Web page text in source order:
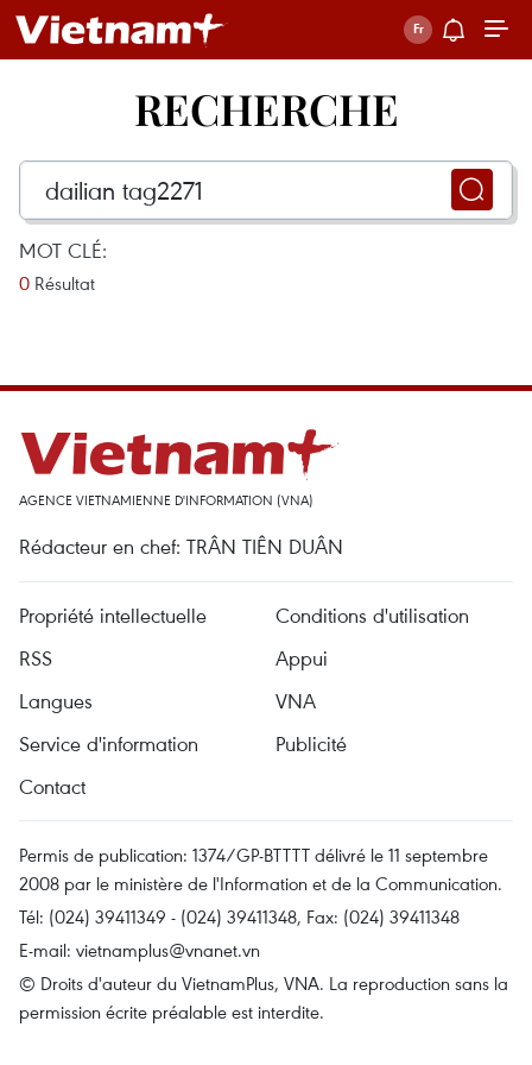
RECHERCHE
MOT CLÉ:
0 Résultat
AGENCE VIETNAMIENNE D'INFORMATION (VNA)
Rédacteur en chef: TRÂN TIÊN DUÂN
Propriété intellectuelle
Conditions d'utilisation
RSS
Appui
Langues
VNA
Service d'information
Publicité
Contact
Permis de publication: 1374/GP-BTTTT délivré le 11 septembre
2008 par le ministère de l'Information et de la Communication.
Tél: (024) 39411349 - (024) 39411348, Fax: (024) 39411348
E-mail: vietnamplus@vnanet.vn
© Droits d'auteur du VietnamPlus, VNA. La reproduction sans la
permission écrite préalable est interdite.